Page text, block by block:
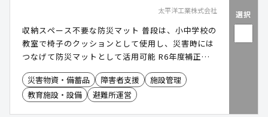
太平洋工業株式会社
収納スペース不要な防災マット 普段は、小中学校の
教室で椅子のクッションとして使用し、災害時には
つなげて防災マットとして活用可能 R6年度補正予
算「地域防災緊急整備型」活用による導入事例 あり
災害物資・備蓄品
障害者支援
施設管理
教育施設・設備
避難所運営
選択